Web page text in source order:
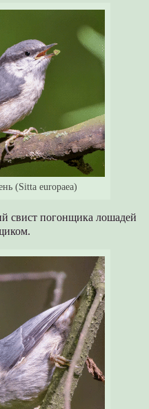
(Sitta europaea)
свист погонщика лошадей